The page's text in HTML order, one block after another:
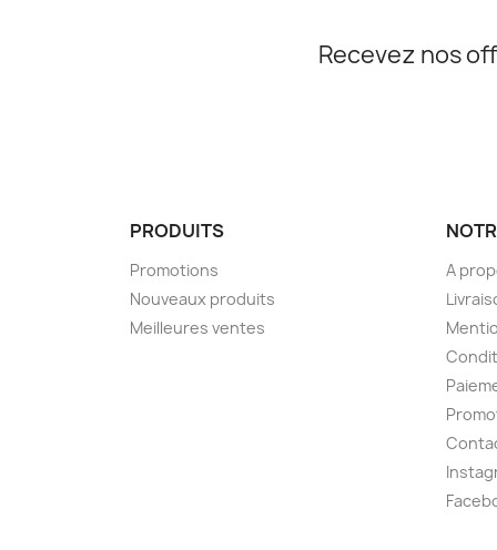
Recevez nos
PRODUITS
Promotions
Nouveaux produits
Meilleures ventes
A